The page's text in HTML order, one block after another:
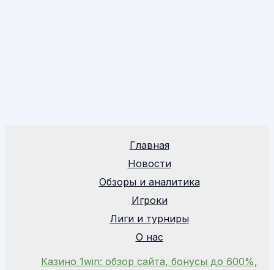
Главная
Новости
Обзоры и аналитика
Игроки
Лиги и турниры
О нас
Казино 1win: обзор сайта, бонусы до 600%,